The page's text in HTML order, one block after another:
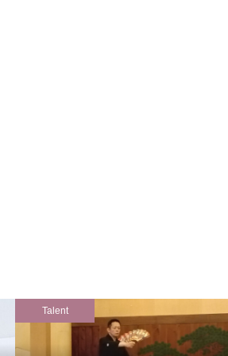
Talent